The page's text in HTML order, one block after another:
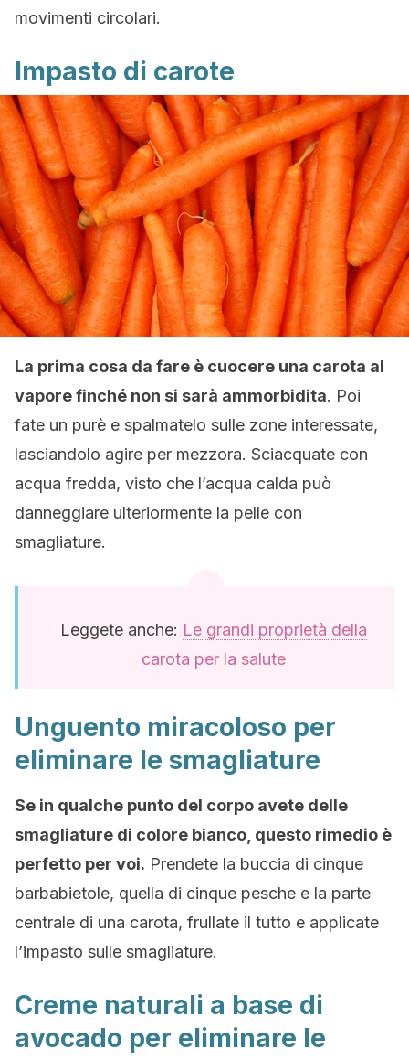
movimenti circolari.
Impasto di carote
La prima cosa da fare è cuocere una carota al
vapore finché non si sarà ammorbidita. Poi
fate un purè e spalmatelo sulle zone interessate,
lasciandolo agire per mezzora. Sciacquate con
acqua fredda, visto che l’acqua calda può
danneggiare ulteriormente la pelle con
smagliature.
Leggete anche: Le grandi proprietà della
carota per la salute
Unguento miracoloso per
eliminare le smagliature
Se in qualche punto del corpo avete delle
smagliature di colore bianco, questo rimedio è
perfetto per voi. Prendete la buccia di cinque
barbabietole, quella di cinque pesche e la parte
centrale di una carota, frullate il tutto e applicate
l’impasto sulle smagliature.
Creme naturali a base di
avocado per eliminare le